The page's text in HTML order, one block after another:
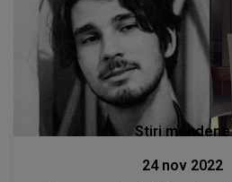
Stiri mondene
24 nov 2022